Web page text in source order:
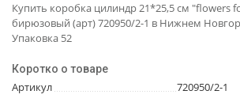
Купить коробка цилиндр 21*25,5 см "flowers
бирюзовый (арт) 720950/2-1 в Нижнем
Упаковка 52
Коротко о товаре
Артикул
720950/2-1